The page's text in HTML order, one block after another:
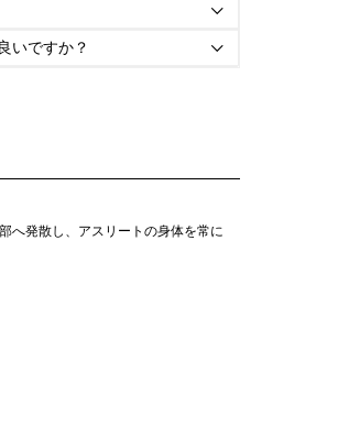

いですか？ 
へ発散し、アスリートの身体を常に